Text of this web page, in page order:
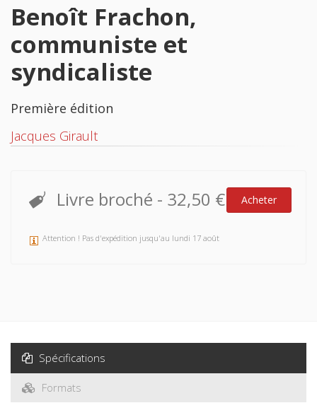
Benoît Frachon,
communiste et
syndicaliste
Première édition
Jacques Girault
Livre broché - 32,50 € Acheter
Attention ! Pas d'expédition jusqu'au lundi 17 août
Spécifications
Formats